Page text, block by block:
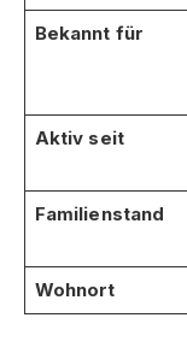
Bekannt für
Aktiv seit
Familienstand
Wohnort